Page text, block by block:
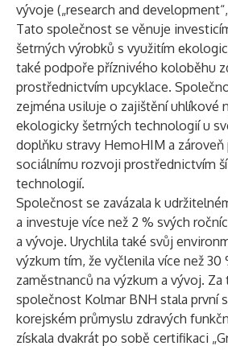
vývoje („research and
Tato společnost se věnuje
šetrných výrobků s využitím
také podpoře příznivého koloběhu
prostřednictvím upcyklace.
zejména usiluje o zajištění uhlíkové
ekologicky šetrných technologií u
doplňku stravy HemoHIM a zároveň
sociálnímu rozvoji prostřednictvím
technologií.
Společnost se zavázala k
a investuje více než 2 % svých
a vývoje. Urychlila také svůj
výzkum tím, že vyčlenila více než 30
zaměstnanců na výzkum a vývoj.
společnost Kolmar BNH stala první
korejském průmyslu zdravých
získala dvakrát po sobě certifikaci